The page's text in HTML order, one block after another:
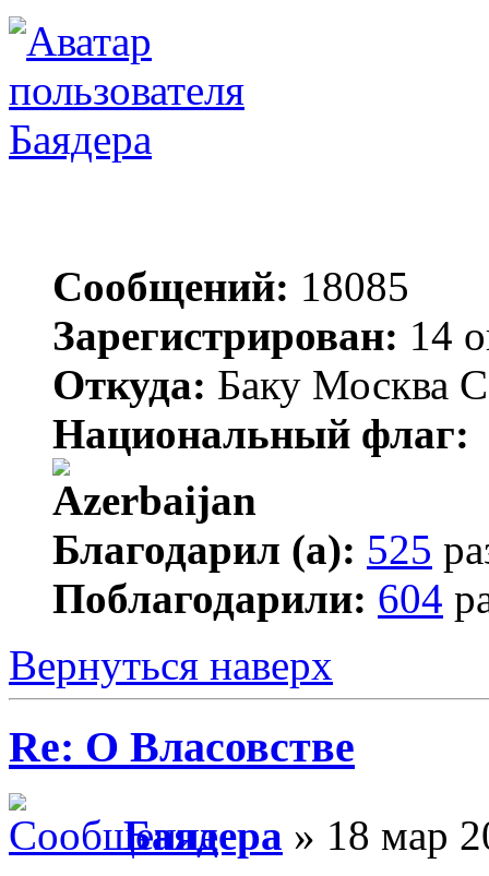
Баядера
Сообщений: 18085
Зарегистрирован: 14
Откуда: Баку Москва
Национальный флаг:
Благодарил (а): 525
Поблагодарили: 604
Вернуться наверх
Re: О Власовстве
Баядера » 18 мар